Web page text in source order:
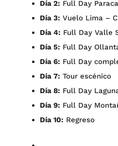
Día 2: Full Day
Día 3: Vuelo Lima –
Día 4: Full Day Valle
Día 5: Full Day
Día 6: Full Day
Día 7: Tour escénico
Día 8: Full Day
Día 9: Full Day
Día 10: Regreso